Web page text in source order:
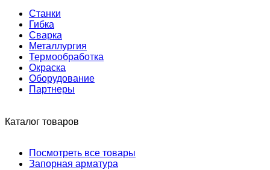
Станки
Гибка
Сварка
Металлургия
Термообработка
Окраска
Оборудование
Партнеры
Каталог товаров
Посмотреть все товары
Запорная арматура